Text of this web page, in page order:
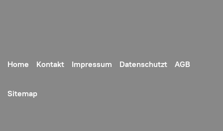
Home Kontakt Impressum Datenschutzt AGB
Sitemap